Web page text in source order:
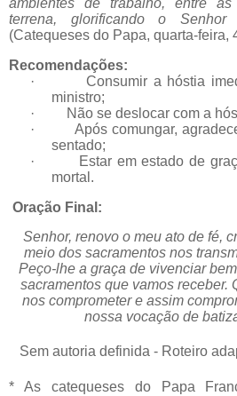
ambientes de trabalho, entre
terrena, glorificando o
(Catequeses do Papa, quarta-feira,
Recomendações:
·
Consumir a hóstia
ministro;
·
Não se deslocar com a
·
Após comungar,
sentado;
·
Estar em estado de
mortal.
Oração Final:
Senhor, renovo o meu ato de fé,
meio dos sacramentos nos
Peço-lhe a graça de vivenciar
sacramentos que vamos receber.
nos comprometer e assim
nossa vocação de
Sem autoria definida - Roteiro
* As catequeses do Papa